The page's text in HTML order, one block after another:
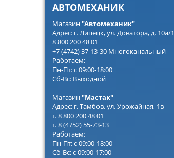
АВТОМЕХАНИК
Магазин"Автомеханик"
Адрес: г. Липецк, ул. Доватора, д. 10а/1
8 800 200 48 01
+7 (4742) 37-13-30 Многоканальный
Работаем:
Пн-Пт: с 09:00-18:00
Сб-Вс: Выходной
Магазин "Мастак"
Адрес: г. Тамбов, ул. Урожайная, 1в
т. 8 800 200 48 01
т. 8 (4752) 55-73-13
Работаем:
Пн-Пт: с 09:00-18:00
Сб-Вс: с 09:00-17:00